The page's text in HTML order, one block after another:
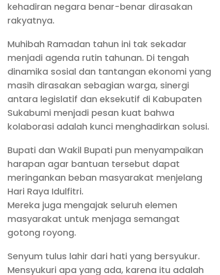
kehadiran negara benar-benar dirasakan
rakyatnya.
Muhibah Ramadan tahun ini tak sekadar
menjadi agenda rutin tahunan. Di tengah
dinamika sosial dan tantangan ekonomi yang
masih dirasakan sebagian warga, sinergi
antara legislatif dan eksekutif di Kabupaten
Sukabumi menjadi pesan kuat bahwa
kolaborasi adalah kunci menghadirkan solusi.
Bupati dan Wakil Bupati pun menyampaikan
harapan agar bantuan tersebut dapat
meringankan beban masyarakat menjelang
Hari Raya Idulfitri.
Mereka juga mengajak seluruh elemen
masyarakat untuk menjaga semangat
gotong royong.
Senyum tulus lahir dari hati yang bersyukur.
Mensyukuri apa yang ada, karena itu adalah